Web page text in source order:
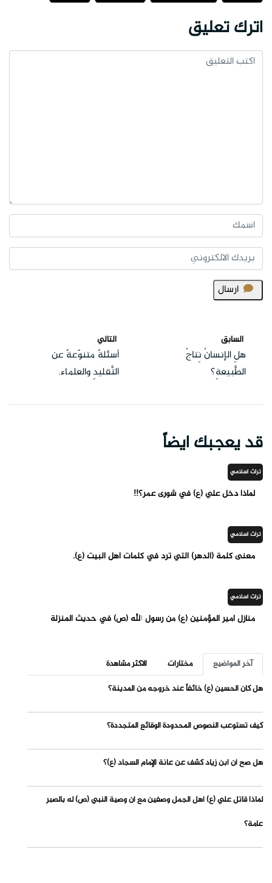
اترك تعليق
ارسال
السابق
هلِ الإنسانُ نِتاجُ
الطَّبيعةِ؟
التالي
أسئلةٌ متنوّعةٌ عن
التَّقليدِ والعلماء.
قد يعجبك ايضاً
تراث اسلامي
لماذا دخل علي (ع) في شورى عمر؟!!
تراث اسلامي
معنى كلمة (الدهر) التي ترد في كلمات أهل البيت (ع).
تراث اسلامي
منازل أمير المؤمنين (ع) من رسول الله (ص) في حديث المنزلة
آخر المواضيع مختارات
الاكثر مشاهدة
هل كان الحسين (ع) خائفاً عند خروجه من المدينة؟
كيف تستوعب النصوص المحدودة الوقائع المتجددة؟
هل صح أن ابن زياد كشف عن عانة الإمام السجاد (ع)؟
لماذا قاتل علي (ع) أهل الجمل وصفين مع أن وصية النبي (ص) له بالصبر
عامة؟